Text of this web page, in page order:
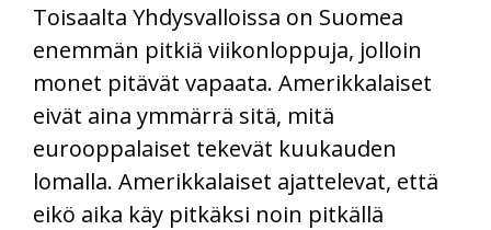
Toisaalta Yhdysvalloissa on Suomea
enemmän pitkiä viikonloppuja, jolloin
monet pitävät vapaata. Amerikkalaiset
eivät aina ymmärrä sitä, mitä
eurooppalaiset tekevät kuukauden
lomalla. Amerikkalaiset ajattelevat, että
eikö aika käy pitkäksi noin pitkällä